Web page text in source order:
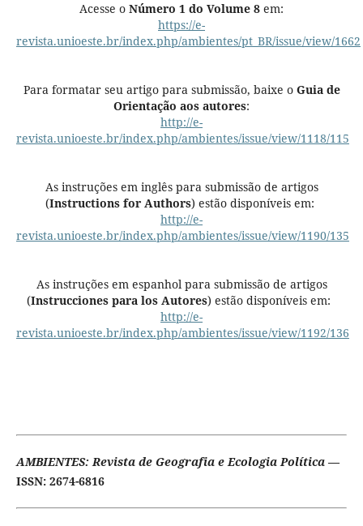
Acesse o Número 1 do Volume 8 em:
https://e-
revista.unioeste.br/index.php/ambientes/pt_BR/issue/view/1662
Para formatar seu artigo para submissão, baixe oGuia de
Orientação aos autores:
http://e-
revista.unioeste.br/index.php/ambientes/issue/view/1118/115
As instruções em inglês para submissão de artigos
(Instructions for Authors) estão disponíveis em:
http://e-
revista.unioeste.br/index.php/ambientes/issue/view/1190/135
As instruções em espanhol para submissão de artigos
(Instrucciones para los Autores) estão disponíveis em:
http://e-
revista.unioeste.br/index.php/ambientes/issue/view/1192/136
AMBIENTES: Revista de Geografia e Ecologia Política—
ISSN: 2674-6816